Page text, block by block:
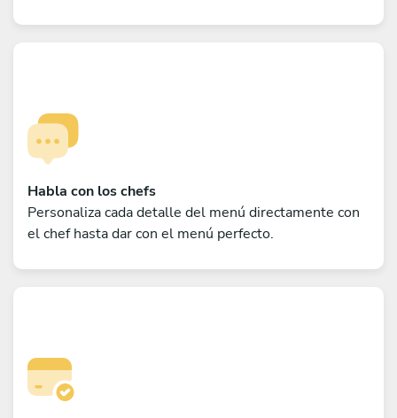
Habla con los chefs
Personaliza cada detalle del menú directamente con
el chef hasta dar con el menú perfecto.